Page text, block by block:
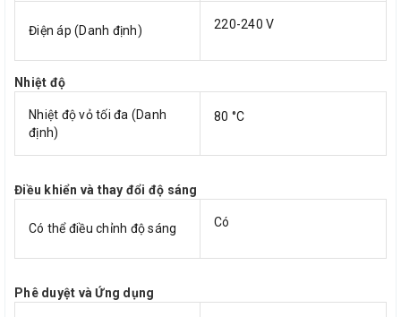
Điện áp (Danh định) 220-240 V
Nhiệt độ
Nhiệt độ vỏ tối đa (Danh
định)
80 °C
Điều khiển và thay đổi độ sáng
Có thể điều chỉnh độ sáng Có
Phê duyệt và Ứng dụng